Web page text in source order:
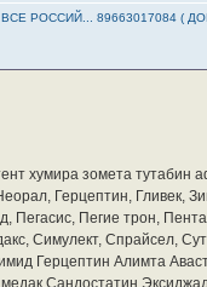
РОССИЙ... 89663017084 (
хумира зомета
Герцептин, Гливек,
Пегасис, Пегие трон,
Симулект, Спрайсел,
Герцептин Алимта
Сандостатин